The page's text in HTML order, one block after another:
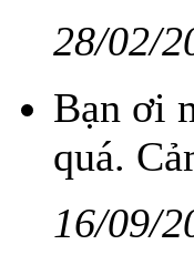
28/02/
Bạn ơi
quá.
16/09/